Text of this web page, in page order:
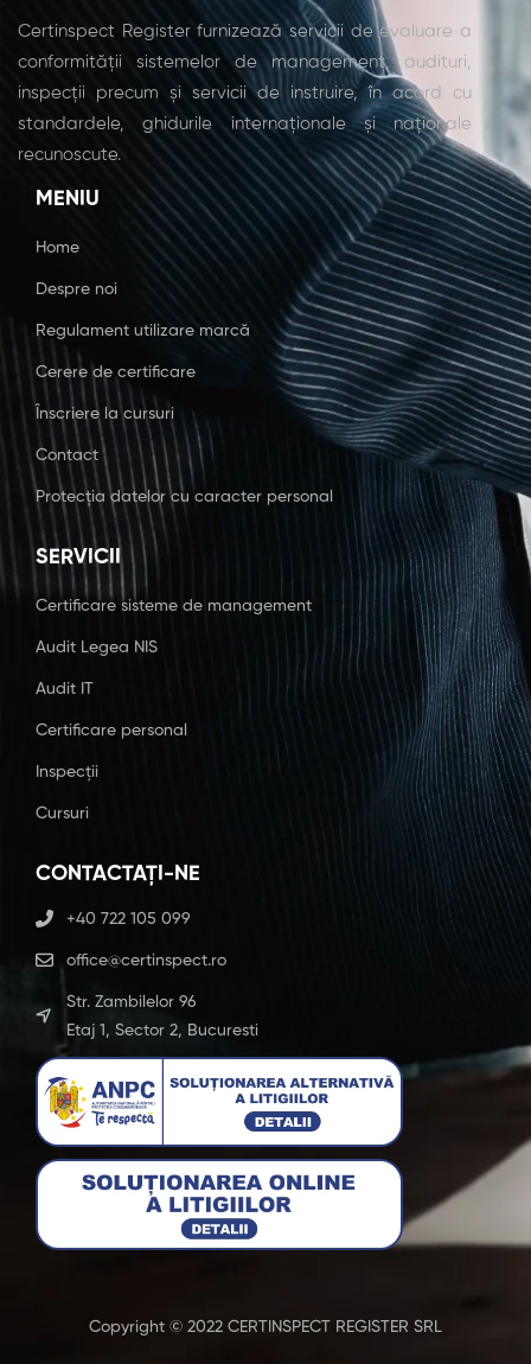
Certinspect Register furnizează servicii de evaluare a
conformității sistemelor de management, audituri,
inspecții precum și servicii de instruire, în acord cu
standardele, ghidurile internaționale și naționale
recunoscute.
MENIU
Home
Despre noi
Regulament utilizare marcă
Cerere de certificare
Înscriere la cursuri
Contact
Protecția datelor cu caracter personal
SERVICII
Certificare sisteme de management
Audit Legea NIS
Audit IT
Certificare personal
Inspecții
Cursuri
CONTACTAȚI-NE
+40 722 105 099
office@certinspect.ro
Str. Zambilelor 96
Etaj 1, Sector 2, Bucuresti
Copyright © 2022 CERTINSPECT REGISTER SRL